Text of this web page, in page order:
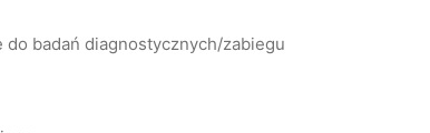
badań diagnostycznych/zabiegu